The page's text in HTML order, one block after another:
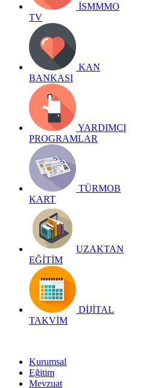
İSMMMO
TV
KAN
BANKASI
YARDIMCI
PROGRAMLAR
TÜRMOB
KART
UZAKTAN
EĞİTİM
DİJİTAL
TAKVİM
Kurumsal
Eğitim
Mevzuat